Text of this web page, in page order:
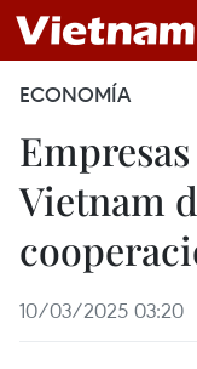
ECONOMÍA
Vietnam
10/03/2025 03:20